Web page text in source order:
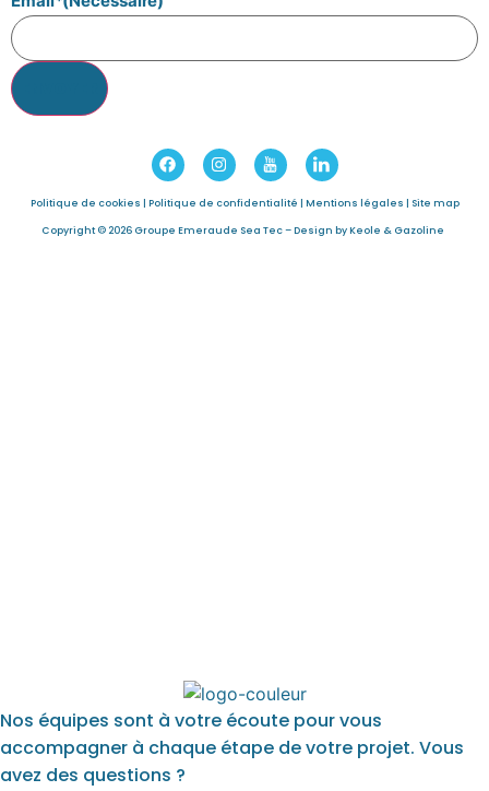
Politique de cookies | Politique de confidentialité | Mentions légales | Site map
Copyright © 2026 Groupe Emeraude Sea Tec –Design by Keole & Gazoline
Nos équipes sont à votre écoute pour vous
accompagner à chaque étape de votre projet. Vous
avez des questions ?